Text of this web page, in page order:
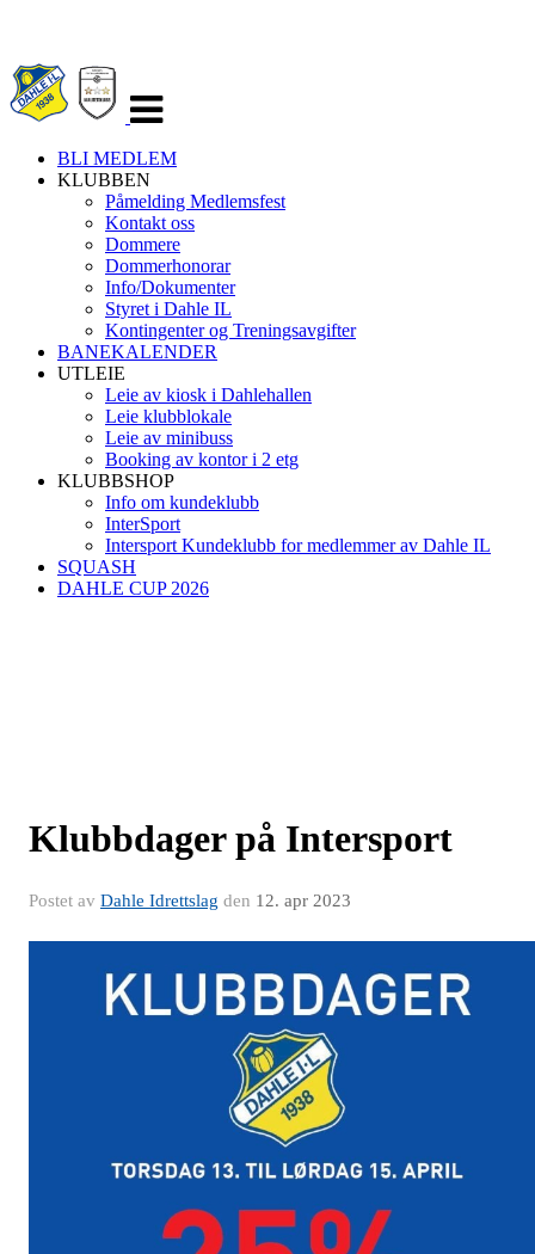
navigasjon
BLI MEDLEM
KLUBBEN
Påmelding Medlemsfest
Kontakt oss
Dommere
Dommerhonorar
Info/Dokumenter
Styret i Dahle IL
Kontingenter og Treningsavgifter
BANEKALENDER
UTLEIE
Leie av kiosk i Dahlehallen
Leie klubblokale
Leie av minibuss
Booking av kontor i 2 etg
KLUBBSHOP
Info om kundeklubb
InterSport
Intersport Kundeklubb for medlemmer av Dahle IL
SQUASH
DAHLE CUP 2026
Klubbdager på Intersport
Postet av Dahle Idrettslag den 12. apr 2023